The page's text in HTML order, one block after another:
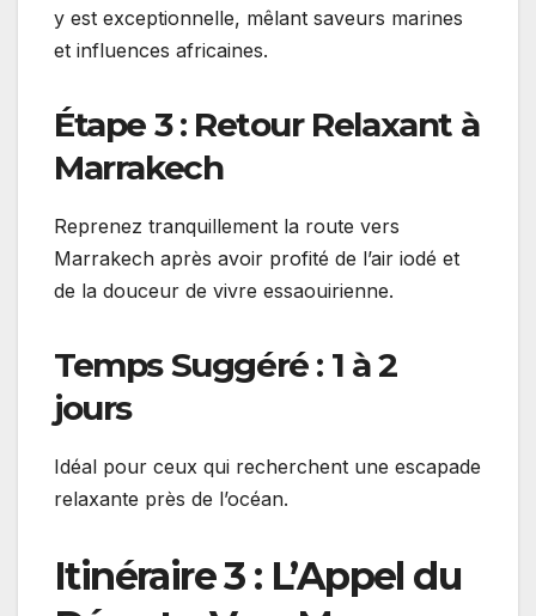
y est exceptionnelle, mêlant saveurs marines
et influences africaines.
Étape 3 : Retour Relaxant à
Marrakech
Reprenez tranquillement la route vers
Marrakech après avoir profité de l’air iodé et
de la douceur de vivre essaouirienne.
Temps Suggéré : 1 à 2
jours
Idéal pour ceux qui recherchent une escapade
relaxante près de l’océan.
Itinéraire 3 : L’Appel du